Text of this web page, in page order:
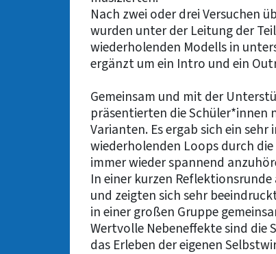
Nach zwei oder drei Versuchen
wurden unter der Leitung der
wiederholenden Modells in
ergänzt um ein Intro und ein
Gemeinsam und mit der
präsentierten die Schüler*innen
Varianten. Es ergab sich ein
wiederholenden Loops durch
immer wieder spannend
In einer kurzen
und zeigten sich sehr
in einer großen Gruppe
Wertvolle Nebeneffekte sind die
das Erleben der eigenen